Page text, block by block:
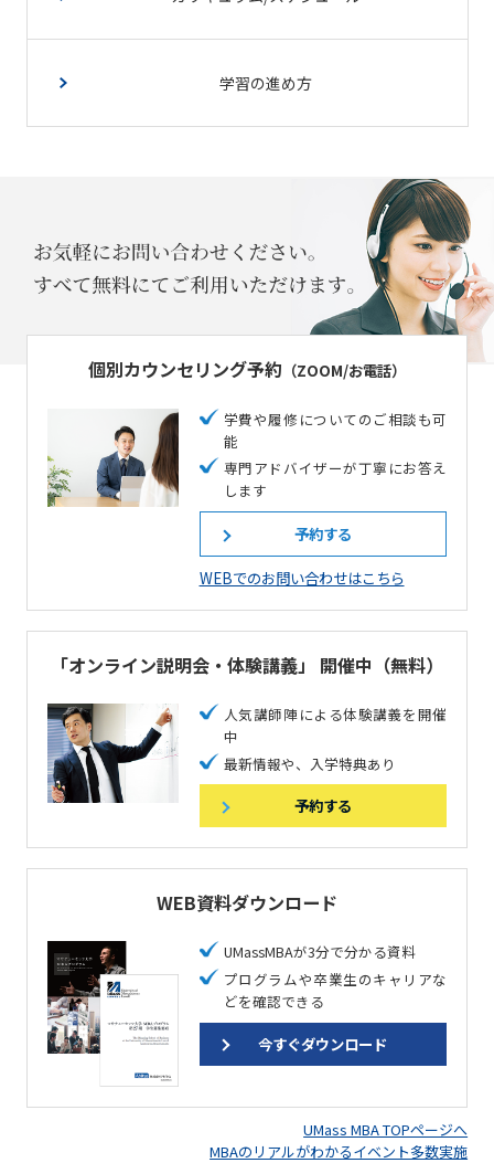
学習の進め方
個別カウンセリング予約 （ZOOM/お電話）
学費や履修についてのご相談も可
能
専門アドバイザーが丁寧にお答え
します
予約する
WEBでのお問い合わせはこちら
「オンライン説明会・体験講義」 開催中（無料）
人気講師陣による体験講義を開催
中
最新情報や、入学特典あり
予約する
WEB資料ダウンロード
UMassMBAが3分で分かる資料
プログラムや卒業生のキャリアな
どを確認できる
今すぐダウンロード
UMass MBA TOPページへ
MBAのリアルがわかるイベント多数実施